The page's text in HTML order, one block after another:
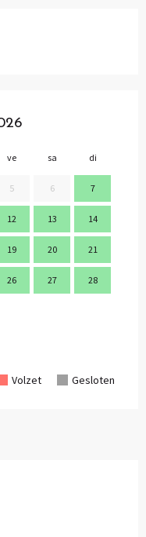
ve sa di
5 6 7
12 13 14
19 20 21
26 27 28
Volzet Gesloten